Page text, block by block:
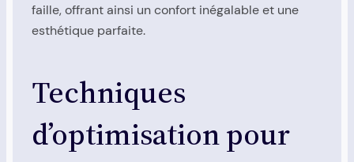
faille, offrant ainsi un confort inégalable et une
esthétique parfaite.
Techniques
d’optimisation pour